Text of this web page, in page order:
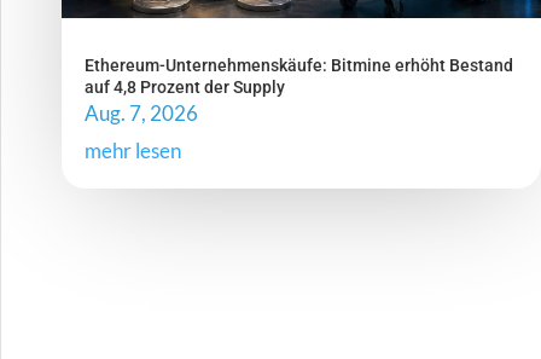
Ethereum-Unternehmenskäufe: Bitmine erhöht Bestand
auf 4,8 Prozent der Supply
Aug. 7, 2026
mehr lesen